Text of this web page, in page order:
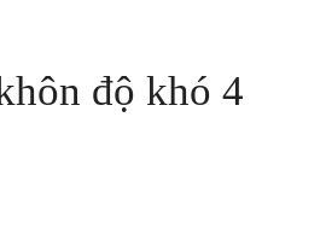
độ khó 4